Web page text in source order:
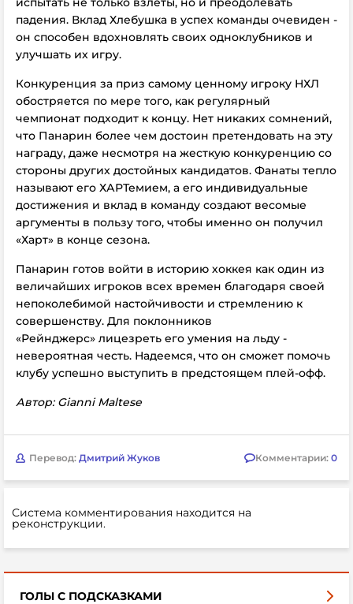
падения. Вклад Хлебушка в успех команды очевиден -
он способен вдохновлять своих одноклубников и
улучшать их игру.
Конкуренция за приз самому ценному игроку НХЛ
обостряется по мере того, как регулярный
чемпионат подходит к концу. Нет никаких сомнений,
что Панарин более чем достоин претендовать на эту
награду, даже несмотря на жесткую конкуренцию со
стороны других достойных кандидатов. Фанаты тепло
называют его ХАРТемием, а его индивидуальные
достижения и вклад в команду создают весомые
аргументы в пользу того, чтобы именно он получил
«Харт» в конце сезона.
Панарин готов войти в историю хоккея как один из
величайших игроков всех времен благодаря своей
непоколебимой настойчивости и стремлению к
совершенству. Для поклонников
«Рейнджерс» лицезреть его умения на льду -
невероятная честь. Надеемся, что он сможет помочь
клубу успешно выступить в предстоящем плей-офф.
Автор: Gianni Maltese
Перевод: Дмитрий Жуков Комментарии: 0
Система комментирования находится на
реконструкции.
ГОЛЫ С ПОДСКАЗКАМИ